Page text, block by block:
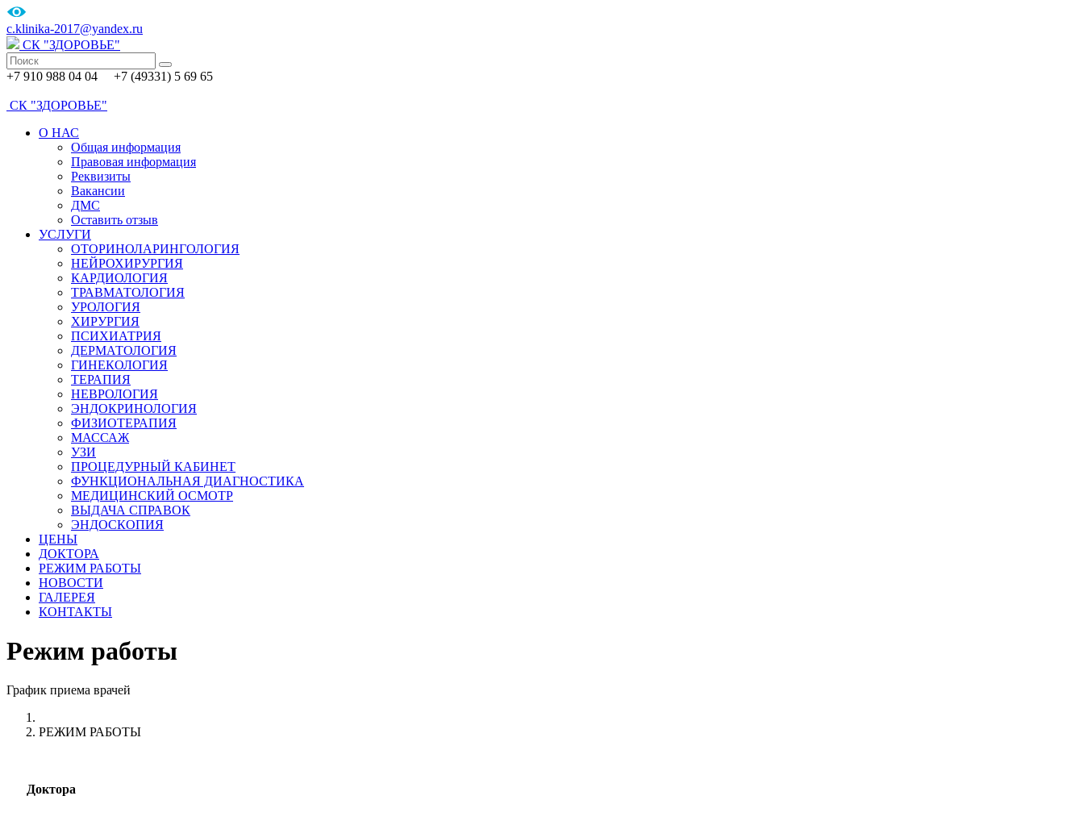
c.klinika-2017@yandex.ru
СК "ЗДОРОВЬЕ"
+7 910 988 04 04 +7 (49331) 5 69 65
СК "ЗДОРОВЬЕ"
О НАС
Общая информация
Правовая информация
Реквизиты
Вакансии
ДМС
Оставить отзыв
УСЛУГИ
ОТОРИНОЛАРИНГОЛОГИЯ
НЕЙРОХИРУРГИЯ
КАРДИОЛОГИЯ
ТРАВМАТОЛОГИЯ
УРОЛОГИЯ
ХИРУРГИЯ
ПСИХИАТРИЯ
ДЕРМАТОЛОГИЯ
ГИНЕКОЛОГИЯ
ТЕРАПИЯ
НЕВРОЛОГИЯ
ЭНДОКРИНОЛОГИЯ
ФИЗИОТЕРАПИЯ
МАССАЖ
УЗИ
ПРОЦЕДУРНЫЙ КАБИНЕТ
ФУНКЦИОНАЛЬНАЯ ДИАГНОСТИКА
МЕДИЦИНСКИЙ ОСМОТР
ВЫДАЧА СПРАВОК
ЭНДОСКОПИЯ
ЦЕНЫ
ДОКТОРА
РЕЖИМ РАБОТЫ
НОВОСТИ
ГАЛЕРЕЯ
КОНТАКТЫ
Режим работы
График приема врачей
РЕЖИМ РАБОТЫ
Доктора